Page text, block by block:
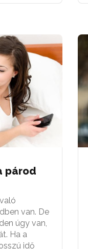
párod
van. De
úgy van,
Ha a
idő